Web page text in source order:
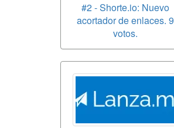
#2 - Shorte.io: Nuevo
acortador de enlaces. 9
votos.